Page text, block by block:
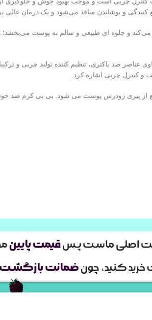
و پوشاندن منافذ می‌شود و یک درمان
و جلوه ای طبیعی و سالم به پوست
ضد باکتری، تنظیم کننده تولید چربی و
کنترل چربی اشاره کرد.
از پیری زودرس پوست می شود. بی بی کرم